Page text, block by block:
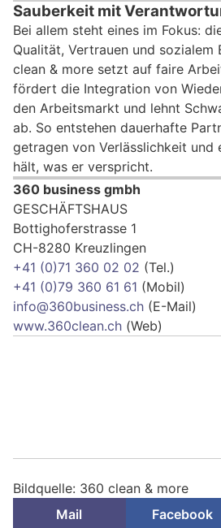
Sauberkeit mit
Bei allem steht eines im Fokus:
Qualität, Vertrauen und sozialem
clean & more setzt auf faire
fördert die Integration von
den Arbeitsmarkt und lehnt
ab. So entstehen dauerhafte
getragen von Verlässlichkeit und
hält, was er verspricht.
360 business gmbh
GESCHÄFTSHAUS
Bottighoferstrasse 1
CH-8280 Kreuzlingen
+41 (0)71 360 02 02 (Tel.)
+41 (0)79 360 61 61 (Mobil)
info@360business.ch (E-Mail)
www.360clean.ch (Web)
Bildquelle: 360 clean & more
Mail
Facebook